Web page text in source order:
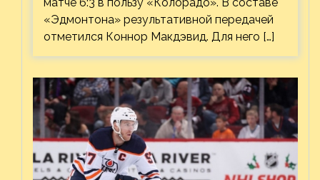
«Эдмонтона» результативной передачей
отметился Коннор Макдэвид. Для него […]